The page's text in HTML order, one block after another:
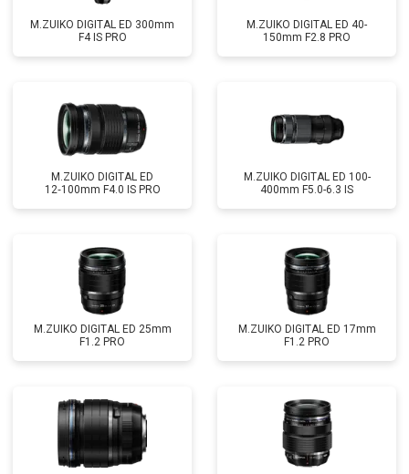
M.ZUIKO DIGITAL ED 300mm
F4 IS PRO
M.ZUIKO DIGITAL ED 40-
150mm F2.8 PRO
M.ZUIKO DIGITAL ED
12‑100mm F4.0 IS PRO
M.ZUIKO DIGITAL ED 100-
400mm F5.0-6.3 IS
M.ZUIKO DIGITAL ED 25mm
F1.2 PRO
M.ZUIKO DIGITAL ED 17mm
F1.2 PRO